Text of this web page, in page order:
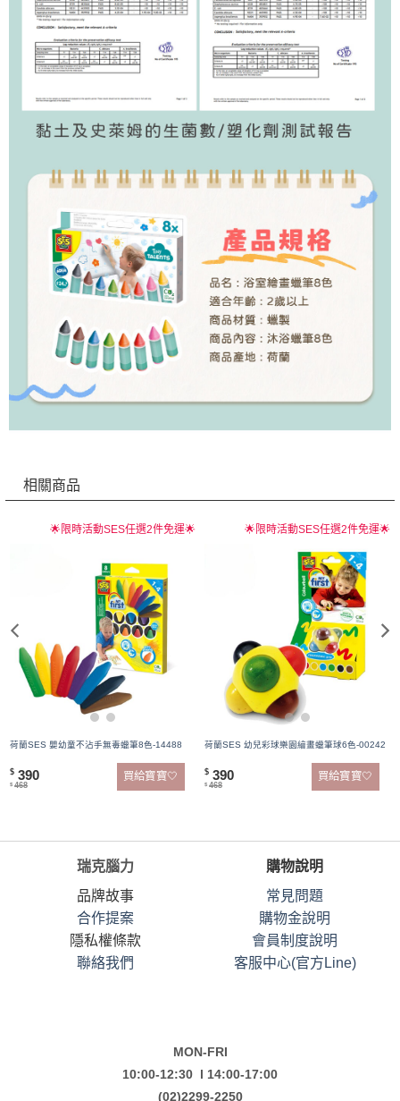
相關商品
🌟限時活動SES任選2件免運🌟
荷蘭SES 嬰幼童不沾手無毒蠟筆8色-14488
$ 390
$ 468
買給寶寶🤍
🌟限時活動SES任選2件免運🌟
荷蘭SES 幼兒彩球樂園繪畫蠟筆球6色-00242
$ 390
$ 468
買給寶寶🤍
瑞克腦力
品牌故事
合作提案
隱私權條款
聯絡我們
購物說明
常見問題
購物金說明
會員制度說明
客服中心(官方Line)
MON-FRI
10:00-12:30 l 14:00-17:00
(02)2299-2250